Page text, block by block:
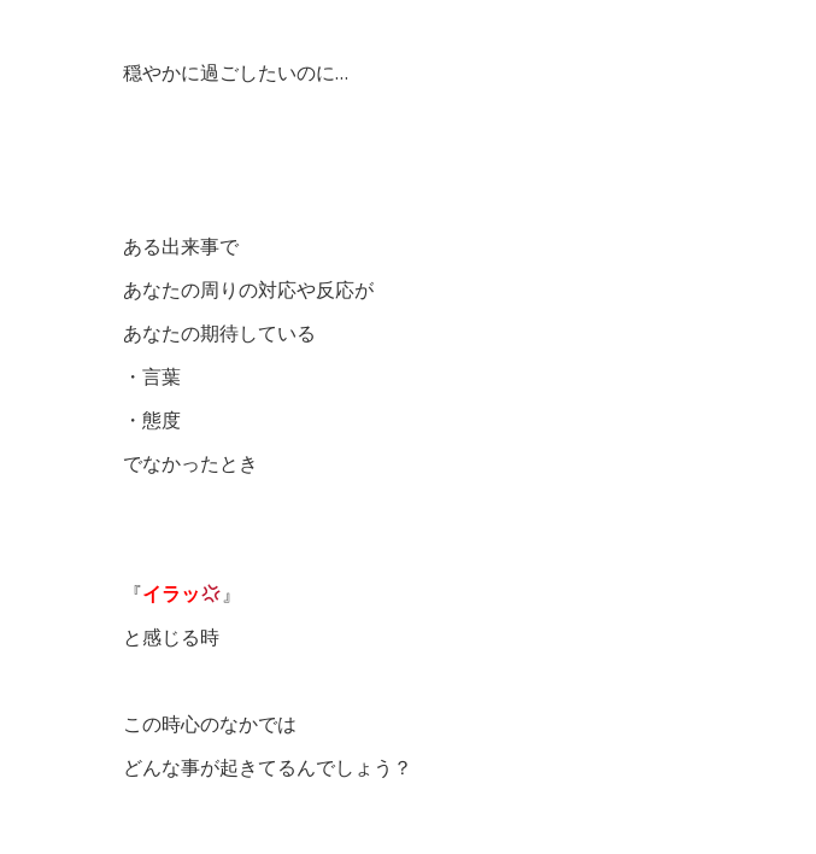
穏やかに過ごしたいのに…
ある出来事で
あなたの周りの対応や反応が
あなたの期待している
・言葉
・態度
でなかったとき
『イラッ
』
と感じる時
この時心のなかでは
どんな事が起きてるんでしょう？